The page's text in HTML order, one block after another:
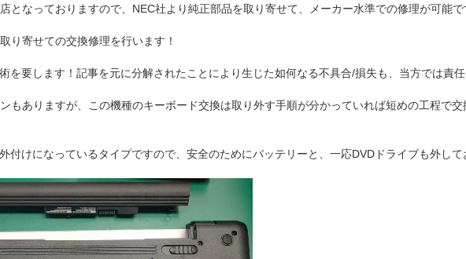
となっておりますので、NEC社より純正部品を取り寄せて、メーカー水準での修理が可能で
り寄せての交換修理を行います！
を要します！記事を元に分解されたことにより生じた如何なる不具合/損失も、当方では責
もありますが、この機種のキーボード交換は取り外す手順が分かっていれば短めの工程で交
付けになっているタイプですので、安全のためにバッテリーと、一応DVDドライブも外して